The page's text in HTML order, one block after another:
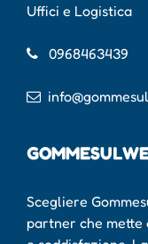
Uffici e Logistica
0968463439
Scegliere
partner che mette